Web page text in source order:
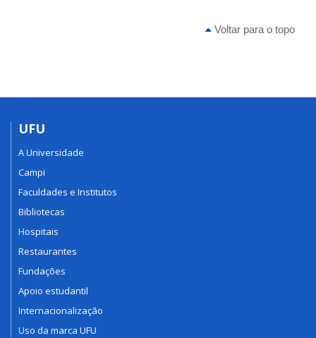
Voltar para o topo
UFU
A Universidade
Campi
Faculdades e Institutos
Bibliotecas
Hospitais
Restaurantes
Fundações
Apoio estudantil
Internacionalização
Uso da marca UFU